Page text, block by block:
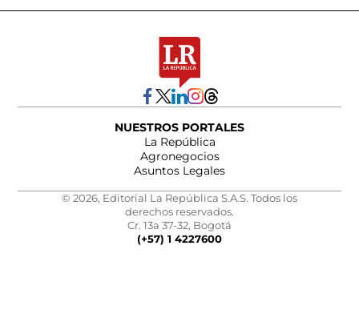
NUESTROS PORTALES
La República
Agronegocios
Asuntos Legales
© 2026, Editorial La República S.A.S. Todos los
derechos reservados.
Cr. 13a 37-32, Bogotá
(+57) 1 4227600